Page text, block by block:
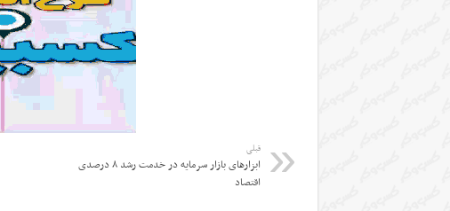
قبلی
ابزارهای بازار سرمایه در خدمت رشد ۸ درصدی
اقتصاد